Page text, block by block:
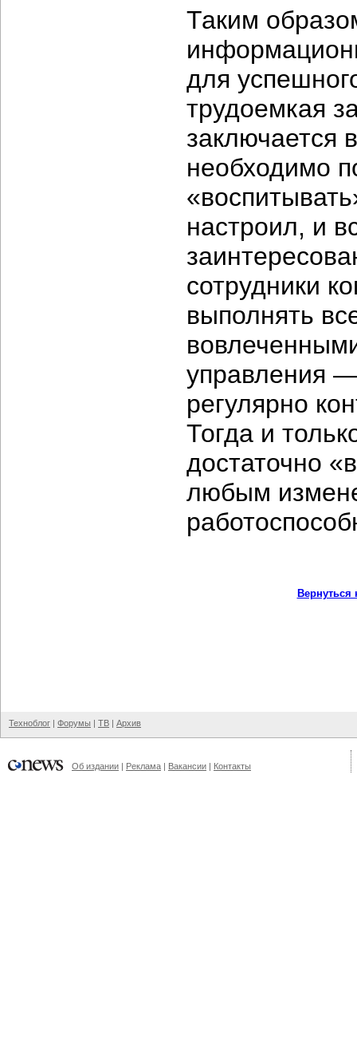
Таким
для
трудоемкая
заключается
необходимо
настроил, и
сотрудники
выполнять
управления
регулярно
Тогда и
достаточно
любым
Вернуться
Техноблог | Форумы | ТВ | Архив
Об издании | Реклама | Вакансии | Контакты